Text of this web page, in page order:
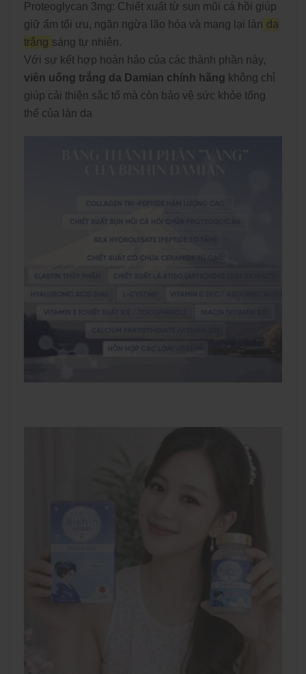
Proteoglycan 3mg: Chiết xuất từ sụn mũi cá hồi giúp
giữ ẩm tối ưu, ngăn ngừa lão hóa và mang lại làn da
trắng sáng tự nhiên.
Với sự kết hợp hoàn hảo của các thành phần này,
viên uống trắng da Damian chính hãng không chỉ
giúp cải thiện sắc tố mà còn bảo vệ sức khỏe tổng
thể của làn da